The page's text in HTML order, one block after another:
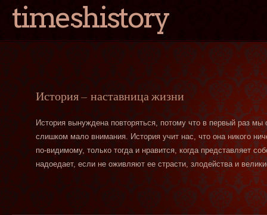
timeshistory
История — наставница жизни
История вынуждена повторяться, потому что в первый раз
слишком мало внимания. История учит нас, что она никого
по-видимому, только тогда и нравится, когда представляет
надоедает, если не оживляют ее страсти, злодейства и